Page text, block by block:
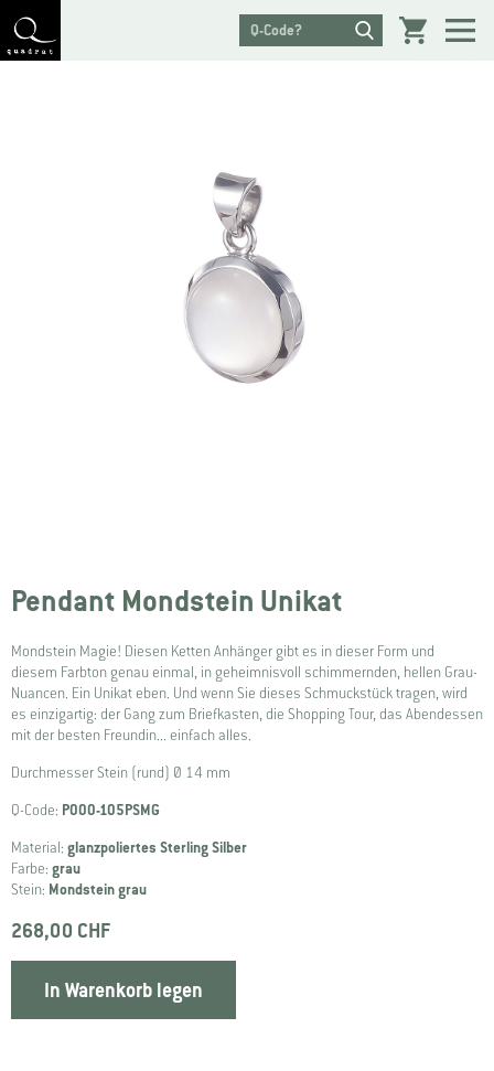
Pendant Mondstein Unikat
Mondstein Magie! Diesen Ketten Anhänger gibt es in dieser Form und
diesem Farbton genau einmal, in geheimnisvoll schimmernden, hellen Grau-
Nuancen. Ein Unikat eben. Und wenn Sie dieses Schmuckstück tragen, wird
es einzigartig: der Gang zum Briefkasten, die Shopping Tour, das Abendessen
mit der besten Freundin... einfach alles.
Durchmesser Stein (rund) Ø 14 mm
Q-Code: P000-105PSMG
Material: glanzpoliertes Sterling Silber
Farbe: grau
Stein: Mondstein grau
268,00 CHF
In Warenkorb legen